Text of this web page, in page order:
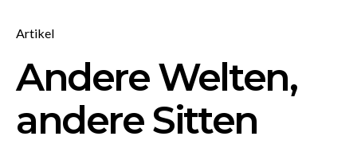
Artikel
Andere Welten,
andere Sitten